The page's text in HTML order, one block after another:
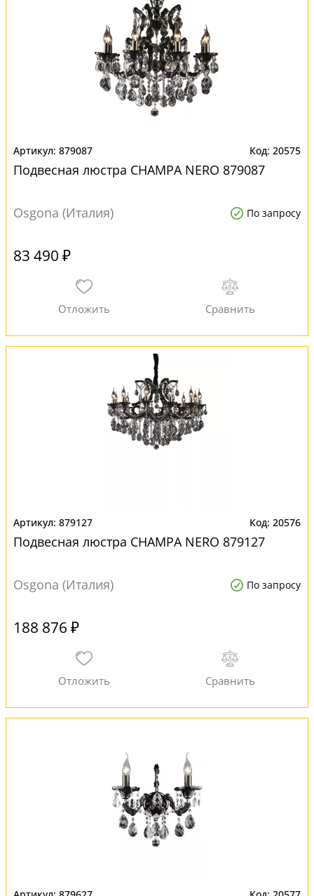
879087 20575
Подвесная люстра CHAMPA NERO 879087
Osgona (Италия) По запросу
83 490 ₽
879127 20576
Подвесная люстра CHAMPA NERO 879127
Osgona (Италия) По запросу
188 876 ₽